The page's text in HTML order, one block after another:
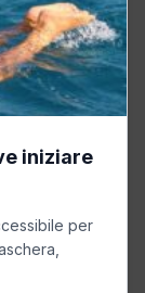
iniziare
per